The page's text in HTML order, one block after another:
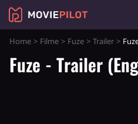
Home Filme Fuze Trailer
Fuze - Trailer